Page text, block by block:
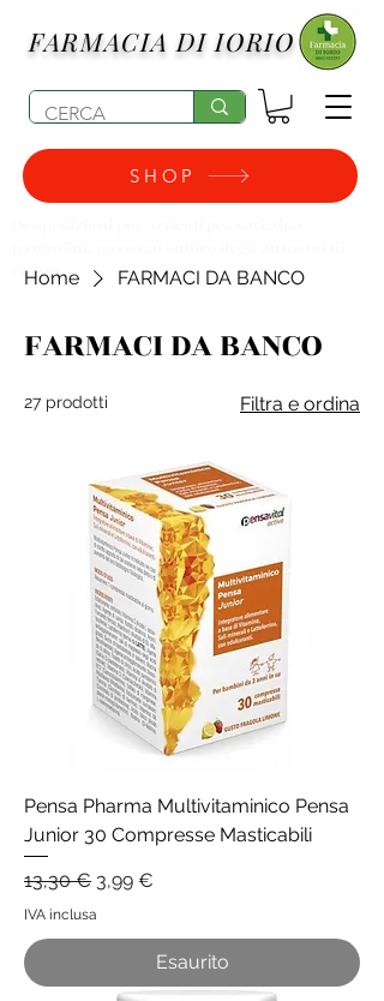
FARMACIA DI IORIO
SHOP
costo)
Home FARMACI DA BANCO
FARMACI DA BANCO
27 prodotti Filtra e ordina
Pensa Pharma Multivitaminico Pensa
Junior 30 Compresse Masticabili
Prezzo regolare
13,30 € Prezzo scontato
3,99 €
IVA inclusa
Esaurito